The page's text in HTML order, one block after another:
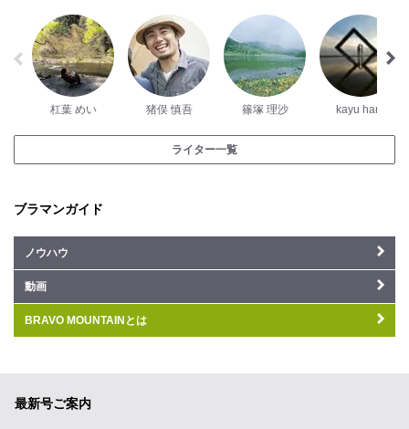
杠葉 めい 猪俣 慎吾 篠塚 理沙 kayu haru
ライター一覧
ブラマンガイド
ノウハウ
動画
BRAVO MOUNTAINとは
最新号ご案内